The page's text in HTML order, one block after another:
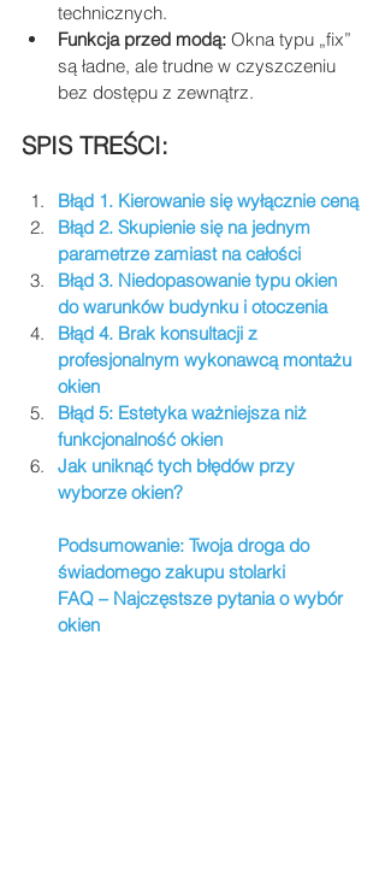
technicznych.
Funkcja przed modą: Okna typu „fix”
są ładne, ale trudne w czyszczeniu
bez dostępu z zewnątrz.
SPIS TREŚCI:
Błąd 1. Kierowanie się wyłącznie ceną
Błąd 2. Skupienie się na jednym
parametrze zamiast na całości
Błąd 3. Niedopasowanie typu okien
do warunków budynku i otoczenia
Błąd 4. Brak konsultacji z
profesjonalnym wykonawcą montażu
okien
Błąd 5: Estetyka ważniejsza niż
funkcjonalność okien
Jak uniknąć tych błędów przy
wyborze okien?
Podsumowanie: Twoja droga do
świadomego zakupu stolarki
FAQ – Najczęstsze pytania o wybór
okien